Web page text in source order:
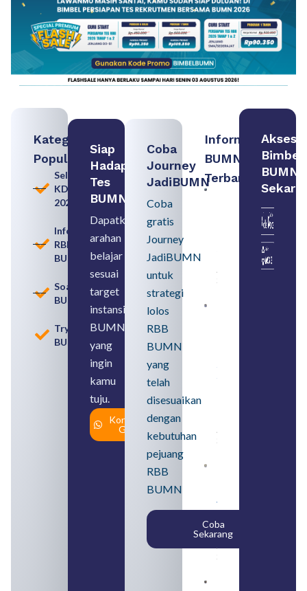
Kategori
Populer
Seleksi
KDKMP
2026
Informasi
RBB
BUMN
Soal
BUMN
Tryout
BUMN
Siap
Hadapi
Tes
BUMN
Dapatkan
arahan
belajar
sesuai
target
instansi
BUMN
yang
ingin
kamu
tuju.
Konsultasi
Gratis
Coba
Journey
JadiBUMN
Coba
gratis
Journey
JadiBUMN
untuk
strategi
lolos
RBB
BUMN
yang
telah
disesuaikan
dengan
kebutuhan
pejuang
RBB
BUMN
Coba
Sekarang
Informasi
BUMN
Terbaru:
Pengertian,
Perbedaan,
serta Jenis
August 6,
SMA
Syarat,
August 5,
yang
Tergabung
dalam
Himbara
August 4,
Akses
Bimbel
BUMN